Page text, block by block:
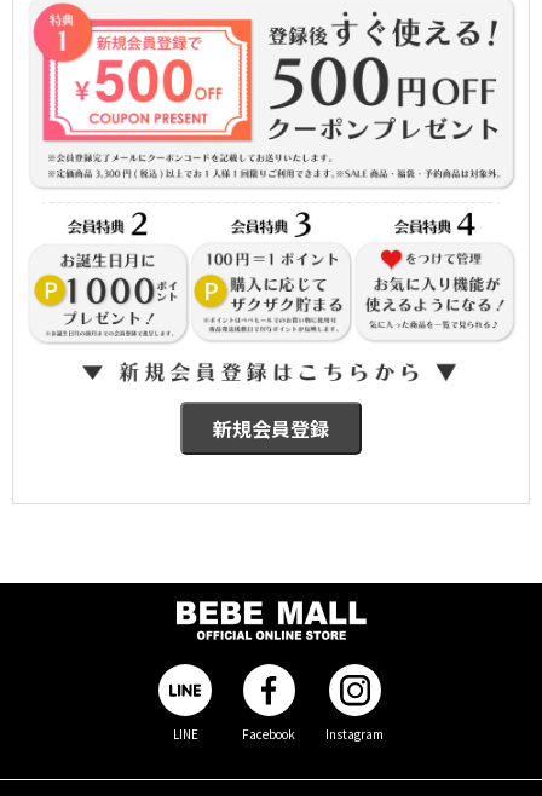
LINE Facebook Instagram